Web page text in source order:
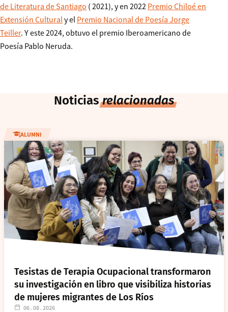
de Literatura de Santiago ( 2021), y en 2022 Premio Chiloé en
Extensión Cultural y el Premio Nacional de Poesía Jorge
Teiller. Y este 2024, obtuvo el premio Iberoamericano de
Poesía Pablo Neruda.
Noticiasrelacionadas
ALUMNI
06 . 08 . 2026
Tesistas de Terapia Ocupacional transformaron
su investigación en libro que visibiliza historias
de mujeres migrantes de Los Ríos